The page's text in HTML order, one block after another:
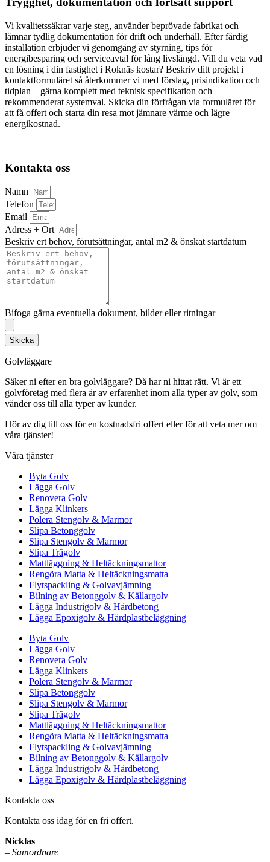
Vi kvalitetssäkrar varje steg, använder beprövade fabrikat och
lämnar tydlig dokumentation för drift och underhåll. Efter färdig
installation erbjuder vi genomgång av styrning, tips för
energibesparing och serviceavtal för lång livslängd. Vill du veta vad
en lösning i din fastighet i Roknäs kostar? Beskriv ditt projekt i
kontaktformuläret så återkommer vi med förslag, prisindikation och
tidplan – gärna komplett med teknisk specifikation och
rekommenderat systemval. Skicka din förfrågan via formuläret för
att få offert och starta din resa mot jämnare värme och lägre
energikostnad.
Kontakta oss
Namn
Telefon
Email
Adress + Ort
Beskriv ert behov, förutsättningar, antal m2 & önskat startdatum
Bifoga gärna eventuella dokument, bilder eller ritningar
Skicka
Golvläggare
Säker ni efter en bra golvläggare? Då har ni hittat rätt. Vi är ett
golvföretag med flera år av erfarenhet inom alla typer av golv, som
vänder oss till alla typer av kunder.
Hör av dig till oss för en kostnadsfri offert eller för att veta mer om
våra tjänster!
Våra tjänster
Byta Golv
Lägga Golv
Renovera Golv
Lägga Klinkers
Polera Stengolv & Marmor
Slipa Betonggolv
Slipa Stengolv & Marmor
Slipa Trägolv
Mattläggning & Heltäckningsmattor
Rengöra Matta & Heltäckningsmatta
Flytspackling & Golvavjämning
Bilning av Betonggolv & Källargolv
Lägga Industrigolv & Hårdbetong
Lägga Epoxigolv & Härdplastbeläggning
Byta Golv
Lägga Golv
Renovera Golv
Lägga Klinkers
Polera Stengolv & Marmor
Slipa Betonggolv
Slipa Stengolv & Marmor
Slipa Trägolv
Mattläggning & Heltäckningsmattor
Rengöra Matta & Heltäckningsmatta
Flytspackling & Golvavjämning
Bilning av Betonggolv & Källargolv
Lägga Industrigolv & Hårdbetong
Lägga Epoxigolv & Härdplastbeläggning
Kontakta oss
Kontakta oss idag för en fri offert.
Nicklas
– Samordnare